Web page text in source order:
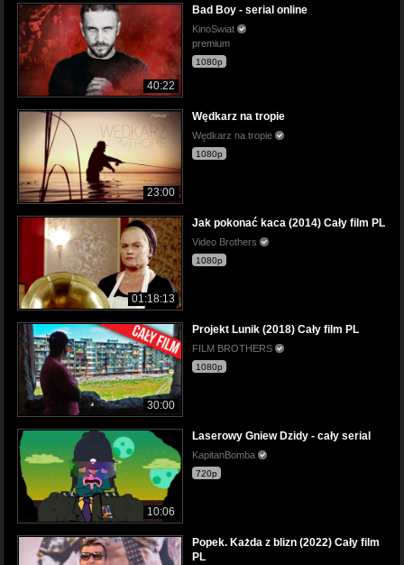
40:22
Bad Boy - serial online
KinoSwiat
premium
1080p
23:00
Wędkarz na tropie
Wędkarz na tropie
1080p
01:18:13
Jak pokonać kaca (2014) Cały film PL
Video Brothers
1080p
30:00
Projekt Lunik (2018) Cały film PL
FILM BROTHERS
1080p
10:06
Laserowy Gniew Dzidy - cały serial
KapitanBomba
720p
Popek. Każda z blizn (2022) Cały film
PL